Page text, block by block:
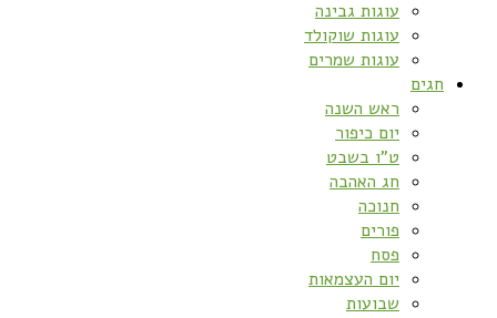
עוגות גבינה
עוגות שוקולד
עוגות שמרים
חגים
ראש השנה
יום כיפור
ט”ו בשבט
חג האהבה
חנוכה
פורים
פסח
יום העצמאות
שבועות